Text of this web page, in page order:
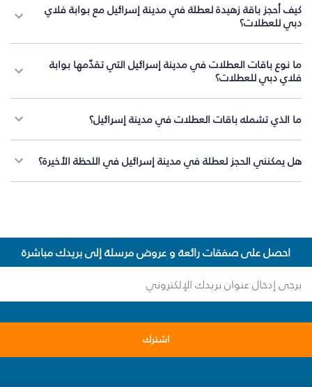
كيف أحجز باقة زهيدة لعطلة في مدينة إسرائيل مع بوابة فلاي
دبي للعطلات؟
ما نوع باقات العطلات في مدينة إسرائيل التي تقدّمها بوابة
فلاي دبي للعطلات؟
ما الذي تشمله باقات العطلات في مدينة إسرائيل؟
هل يمكنني الحجز لعطلة في مدينة إسرائيل في اللحظة الأخيرة؟
احصل على صفقات رائعة و عروض مرسلة إلى بريدك مباشرة
اشترك